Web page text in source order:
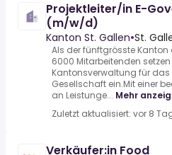
Projektleiter/in E-
(m/w/d)
Kanton St. Gallen•St.
Als der fünftgrösste Kanton
6000 Mitarbeitenden
Kantonsverwaltung für
Gesellschaft ein.Mit einer
an Leistunge... Mehr
Zuletzt aktualisiert: vor 8
Verkäufer:in Food